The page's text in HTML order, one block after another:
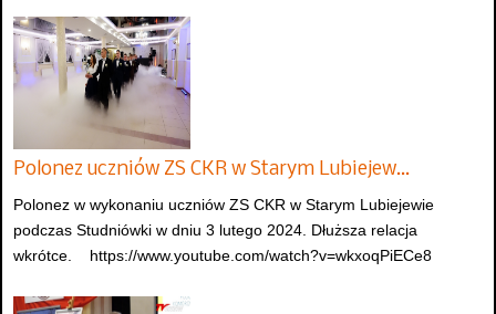
Polonez uczniów ZS CKR w Starym Lubiejew…
Polonez w wykonaniu uczniów ZS CKR w Starym Lubiejewie
podczas Studniówki w dniu 3 lutego 2024. Dłuższa relacja
wkrótce. https://www.youtube.com/watch?v=wkxoqPiECe8